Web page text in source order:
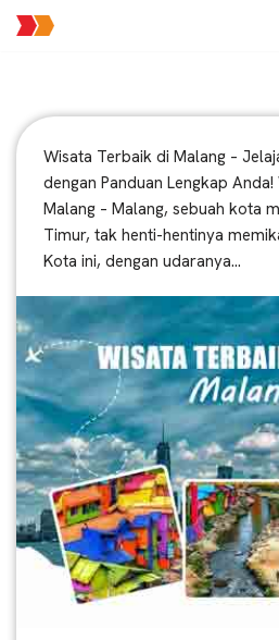
konten
Wisata Terbaik di Malang –
dengan Panduan Lengkap
Malang – Malang, sebuah kota
Timur, tak henti-hentinya
Kota ini, dengan udaranya…